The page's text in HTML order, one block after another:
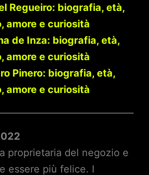
Regueiro: biografia, età,
amore e curiosità
de Inza: biografia, età,
amore e curiosità
Pinero: biografia, età,
amore e curiosità
proprietaria del negozio e
essere più felice. I